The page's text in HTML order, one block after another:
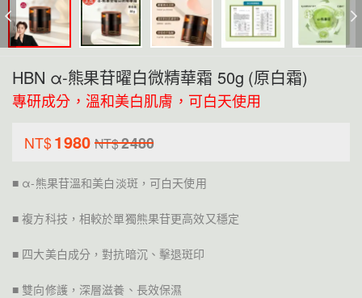
HBN α-熊果苷曜白微精華霜 50g (原白霜)
專研成分，溫和美白肌膚，可白天使用
NT$1980 NT$2480
■ α-熊果苷溫和美白淡斑，可白天使用
■ 複方科技，相較於單獨熊果苷更高效又穩定
■ 四大美白成分，對抗暗沉、擊退斑印
■ 雙向修護，深層滋養、長效保濕